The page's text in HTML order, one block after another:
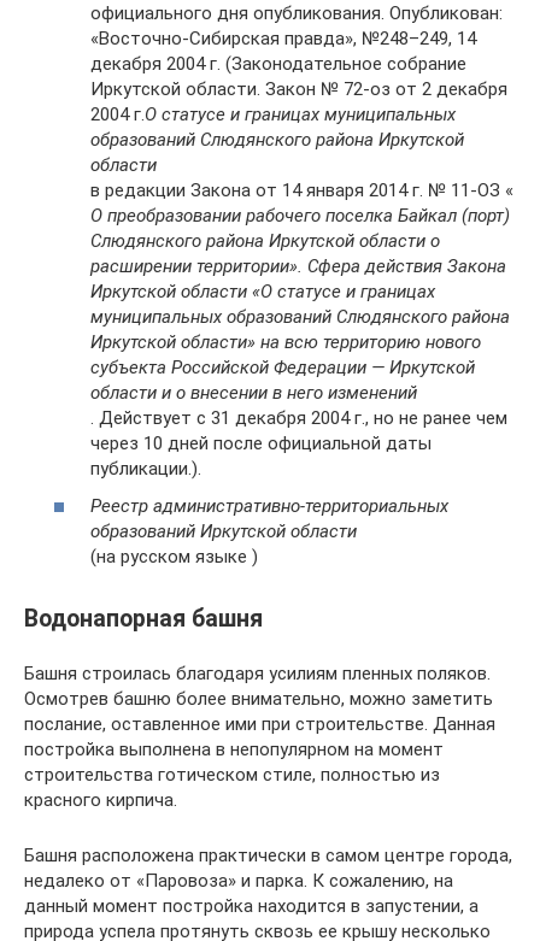
официального дня опубликования. Опубликован:
«Восточно-Сибирская правда», №248–249, 14
декабря 2004 г. (Законодательное собрание
Иркутской области. Закон № 72-оз от 2 декабря
2004 г.О статусе и границах муниципальных
образований Слюдянского района Иркутской
области
в редакции Закона от 14 января 2014 г. № 11-ОЗ «
О преобразовании рабочего поселка Байкал (порт)
Слюдянского района Иркутской области о
расширении территории». Сфера действия Закона
Иркутской области «О статусе и границах
муниципальных образований Слюдянского района
Иркутской области» на всю территорию нового
субъекта Российской Федерации — Иркутской
области и о внесении в него изменений
. Действует с 31 декабря 2004 г., но не ранее чем
через 10 дней после официальной даты
публикации.).
Реестр административно-территориальных
образований Иркутской области
(на русском языке )
Водонапорная башня
Башня строилась благодаря усилиям пленных поляков.
Осмотрев башню более внимательно, можно заметить
послание, оставленное ими при строительстве. Данная
постройка выполнена в непопулярном на момент
строительства готическом стиле, полностью из
красного кирпича.
Башня расположена практически в самом центре города,
недалеко от «Паровоза» и парка. К сожалению, на
данный момент постройка находится в запустении, а
природа успела протянуть сквозь ее крышу несколько